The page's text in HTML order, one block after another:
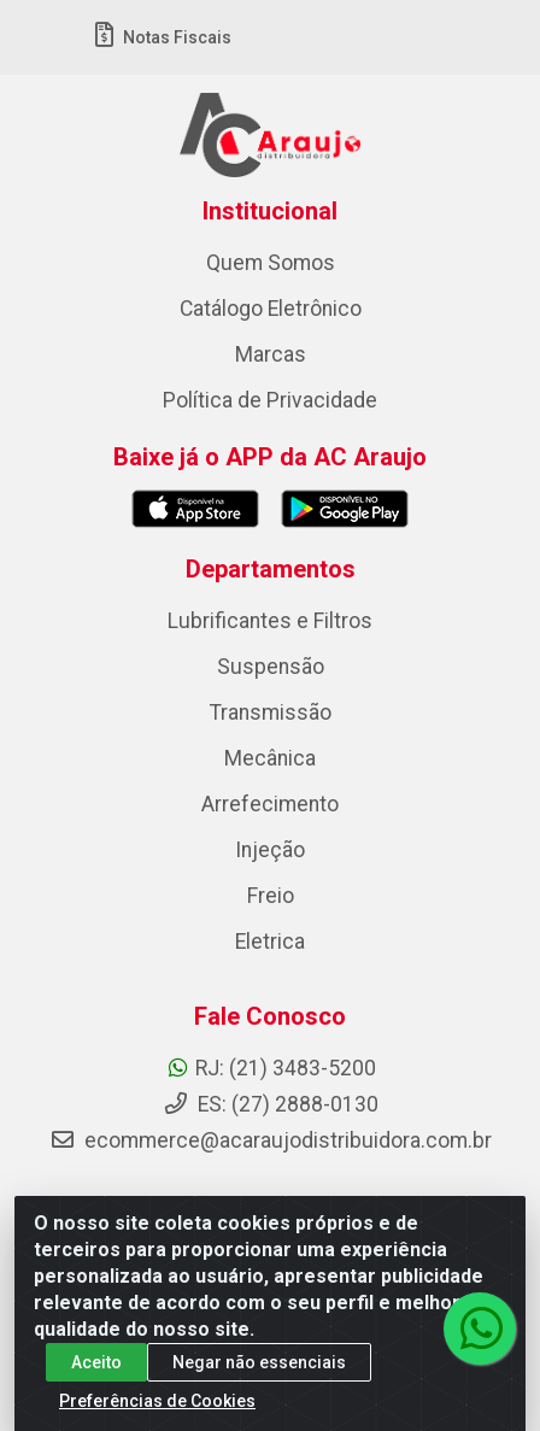
O nosso site coleta cookies próprios e de
terceiros para proporcionar uma experiência
personalizada ao usuário, apresentar publicidade
relevante de acordo com o seu perfil e melhorar a
qualidade do nosso site.
Aceito
Negar não essenciais
Preferências de Cookies
Notas Fiscais
Institucional
Quem Somos
Catálogo Eletrônico
Marcas
Política de Privacidade
Baixe já o APP da AC Araujo
Departamentos
Lubrificantes e Filtros
Suspensão
Transmissão
Mecânica
Arrefecimento
Injeção
Freio
Eletrica
Fale Conosco
RJ: (21) 3483-5200
ES: (27) 2888-0130
ecommerce@acaraujodistribuidora.com.br
AC Araujo Distribuidora - Rua Carneiro de Campos, 42 -
São Cristóvão, Rio de Janeiro/RJ - CEP 20.920-410 -
CNPJ 08.744.753/0003-85